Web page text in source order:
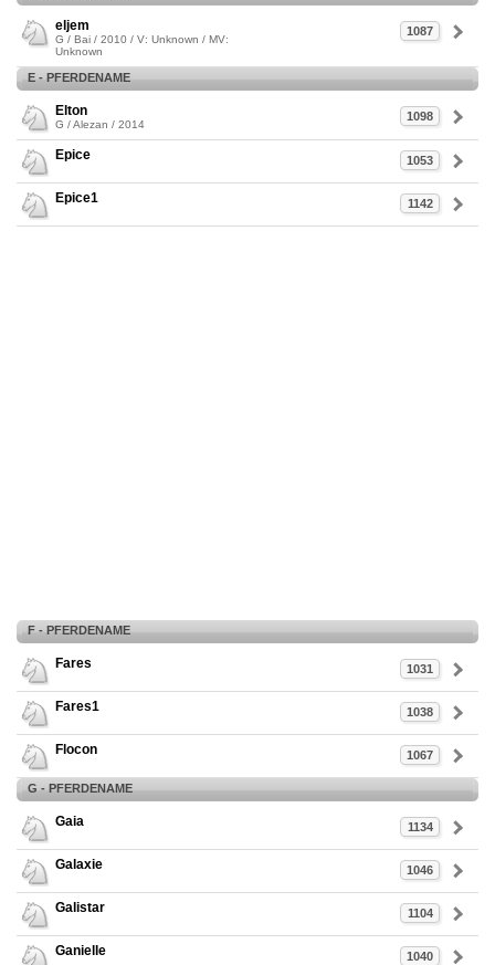
1087
eljem
G / Bai / 2010 / V: Unknown / MV:
Unknown
E - PFERDENAME
1098
Elton
G / Alezan / 2014
1053
Epice
1142
Epice1
F - PFERDENAME
1031
Fares
1038
Fares1
1067
Flocon
G - PFERDENAME
1134
Gaia
1046
Galaxie
1104
Galistar
1040
Ganielle